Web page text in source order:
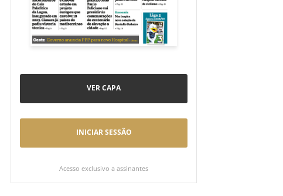
VER CAPA
INICIAR SESSÃO
Acesso exclusivo a assinantes